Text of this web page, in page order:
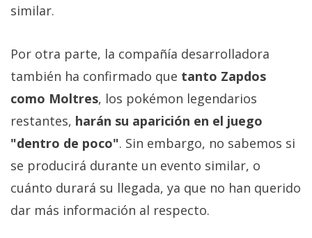
similar.
Por otra parte, la compañía desarrolladora
también ha confirmado que tanto Zapdos
como Moltres, los pokémon legendarios
restantes, harán su aparición en el juego
"dentro de poco". Sin embargo, no sabemos si
se producirá durante un evento similar, o
cuánto durará su llegada, ya que no han querido
dar más información al respecto.